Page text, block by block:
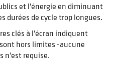
et l'énergie en diminuant
durées de cycle trop longues.
clés à l'écran indiquent
hors limites -aucune
n'est requise.